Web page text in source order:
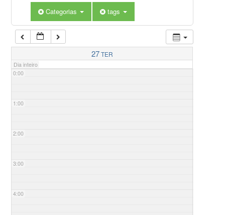
Categorias tags
27TER
Dia inteiro
0:00
1:00
2:00
3:00
4:00